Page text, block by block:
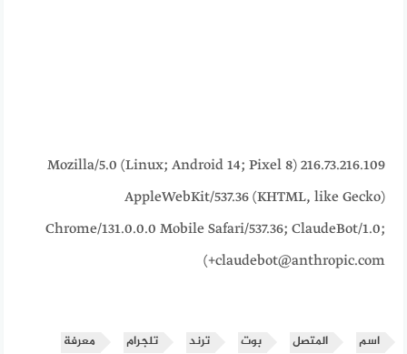
216.73.216.109 Mozilla/5.0 (Linux; Android 14; Pixel 8)
AppleWebKit/537.36 (KHTML, like Gecko)
Chrome/131.0.0.0 Mobile Safari/537.36; ClaudeBot/1.0;
+claudebot@anthropic.com)
اسم المتصل بوت ترند تلجرام معرفة